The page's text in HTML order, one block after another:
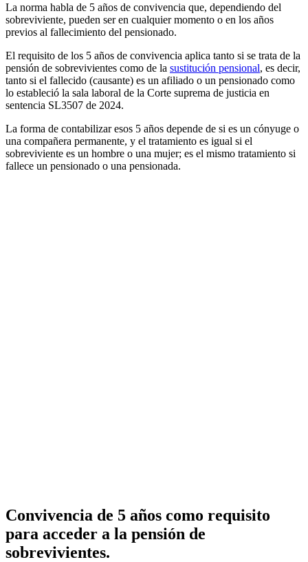
La norma habla de 5 años de convivencia que, dependiendo del
sobreviviente, pueden ser en cualquier momento o en los años
previos al fallecimiento del pensionado.
El requisito de los 5 años de convivencia aplica tanto si se trata de la
pensión de sobrevivientes como de la sustitución pensional, es decir,
tanto si el fallecido (causante) es un afiliado o un pensionado como
lo estableció la sala laboral de la Corte suprema de justicia en
sentencia SL3507 de 2024.
La forma de contabilizar esos 5 años depende de si es un cónyuge o
una compañera permanente, y el tratamiento es igual si el
sobreviviente es un hombre o una mujer; es el mismo tratamiento si
fallece un pensionado o una pensionada.
Convivencia de 5 años como requisito
para acceder a la pensión de
sobrevivientes.